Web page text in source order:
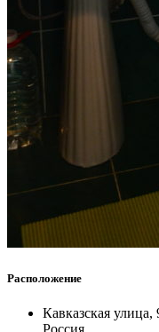
Расположение
Кавказская
Россия